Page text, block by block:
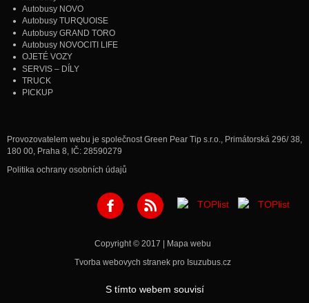
Autobusy NOVO
Autobusy TURQUOISE
Autobusy GRAND TORO
Autobusy NOVOCITI LIFE
OJETÉ VOZY
SERVIS – DÍLY
TRUCK
PICKUP
Provozovatelem webu je společnost Green Pear Tip s.r.o., Primátorská 296/ 38,
180 00, Praha 8, IČ: 28590279
Politika ochrany osobních údajů
Copyright © 2017 | Mapa webu
Tvorba webovych stranek pro Isuzubus.cz
S tímto webem souvisí